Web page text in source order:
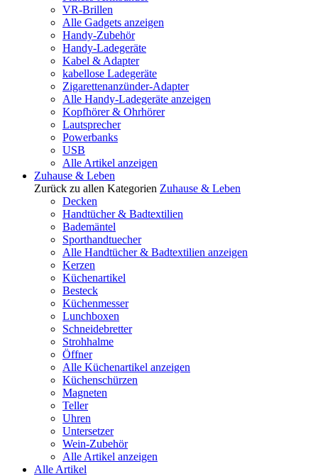
VR-Brillen
Alle Gadgets anzeigen
Handy-Zubehör
Handy-Ladegeräte
Kabel & Adapter
kabellose Ladegeräte
Zigarettenanzünder-Adapter
Alle Handy-Ladegeräte anzeigen
Kopfhörer & Ohrhörer
Lautsprecher
Powerbanks
USB
Alle Artikel anzeigen
Zuhause & Leben
Zurück zu allen Kategorien Zuhause & Leben
Decken
Handtücher & Badtextilien
Bademäntel
Sporthandtuecher
Alle Handtücher & Badtextilien anzeigen
Kerzen
Küchenartikel
Besteck
Küchenmesser
Lunchboxen
Schneidebretter
Strohhalme
Öffner
Alle Küchenartikel anzeigen
Küchenschürzen
Magneten
Teller
Uhren
Untersetzer
Wein-Zubehör
Alle Artikel anzeigen
Alle Artikel